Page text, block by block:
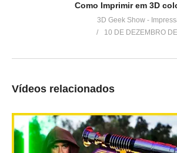
(Visited 1579 times, 1 visits today)
Como CRIAR um MODELO
3D a partir de UMA FOTO
Transforme
3D em uma
Como Imprimir em 3D
3D Geek Show -
10 DE DEZEMBRO
Vídeos relacionados